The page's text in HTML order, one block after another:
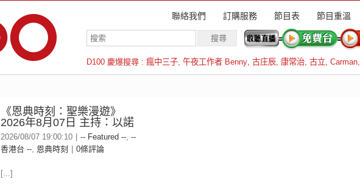
聯絡我們 訂購服務 節目表 節目重溫
D100 慶爆搜尋 : 瘋中三子, 午夜工作者 Benny, 古庄辰, 康常治, 古立, Carman,
羅倫斯
《恩典時刻：聖樂漫遊》
2026年8月07日 主持：以諾
2026/08/07 19:00:10 -- Featured --, --
香港台 --, 恩典時刻 0條評論
[...]